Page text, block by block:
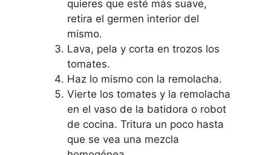
quieres que esté más suave,
retira el germen interior del
mismo.
Lava, pela y corta en trozos los
tomates.
Haz lo mismo con la remolacha.
Vierte los tomates y la remolacha
en el vaso de la batidora o robot
de cocina. Tritura un poco hasta
que se vea una mezcla